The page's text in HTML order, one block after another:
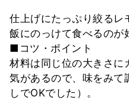
仕上げにたっぷり絞るレ
飯にのっけて食べるのが
■コツ・ポイント
材料は同じ位の大きさに
気があるので、味をみて
しでOKでした）。